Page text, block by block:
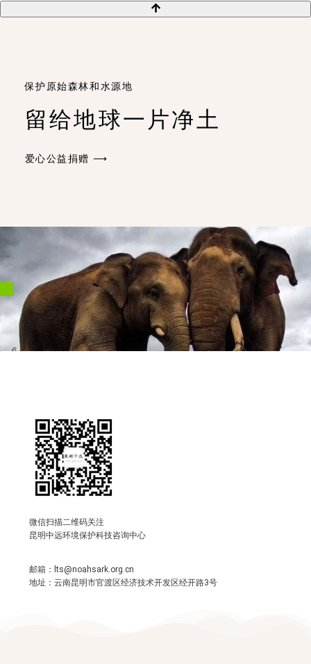
保护原始森林和水源地
留给地球一片净土
爱心公益捐赠 ⟶
微信扫描二维码关注
昆明中远环境保护科技咨询中心
邮箱：lts@noahsark.org.cn
地址：云南昆明市官渡区经济技术开发区经开路3号